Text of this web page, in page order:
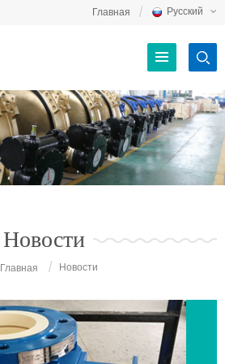
Русский
Главная
Новости
Главная / Новости